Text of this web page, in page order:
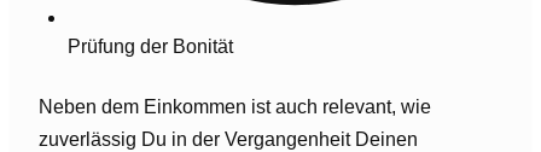
Prüfung der Bonität
Neben dem Einkommen ist auch relevant, wie
zuverlässig Du in der Vergangenheit Deinen